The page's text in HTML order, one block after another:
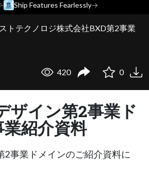
· Ship Features Fearlessly→
トテクノロジ株式会社BXD第2事業
420 0
ザイン第2事業ド
紹介資料
2事業ドメインのご紹介資料に